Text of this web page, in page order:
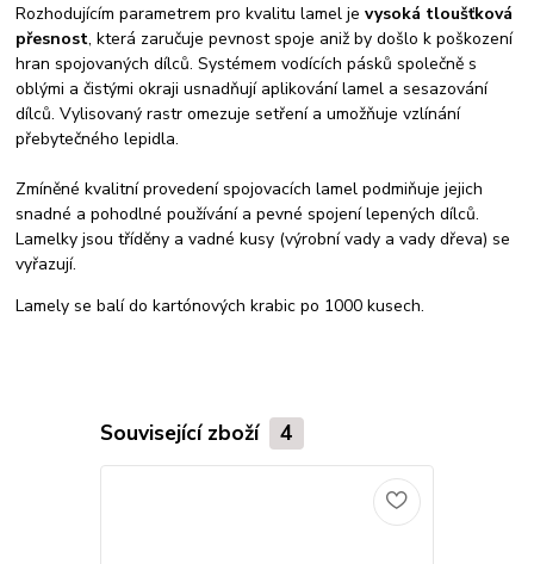
Rozhodujícím parametrem pro kvalitu lamel jevysoká tloušťková
přesnost, která zaručuje pevnost spoje aniž by došlo k poškození
hran spojovaných dílců. Systémem vodících pásků společně s
oblými a čistými okraji usnadňují aplikování lamel a sesazování
dílců. Vylisovaný rastr omezuje setření a umožňuje vzlínání
přebytečného lepidla.
Zmíněné kvalitní provedení spojovacích lamel podmiňuje jejich
snadné a pohodlné používání a pevné spojení lepených dílců.
Lamelky jsou tříděny a vadné kusy (výrobní vady a vady dřeva) se
vyřazují.
Lamely se balí do kartónových krabic po 1000 kusech.
Související zboží 4